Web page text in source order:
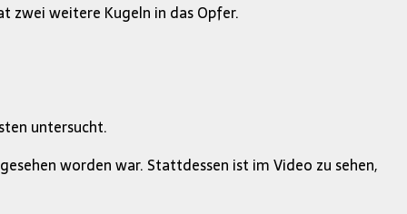
zwei weitere Kugeln in das Opfer.
untersucht.
worden war. Stattdessen ist im Video zu sehen,